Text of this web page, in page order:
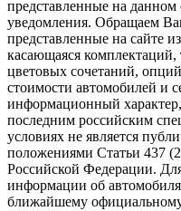
представленные на данном
уведомления. Обращаем
представленные на сайте
касающаяся комплектаций,
цветовых сочетаний,
стоимости автомобилей и
информационный
последним российским
условиях не является
положениями Статьи 437
Российской Федерации.
информации об
ближайшему